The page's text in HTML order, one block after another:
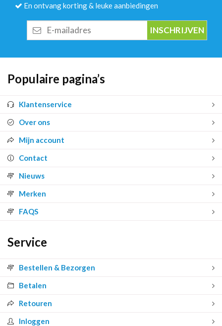
En ontvang korting & leuke aanbiedingen
mailadres
Populaire pagina’s
Klantenservice
Over ons
Mijn account
Contact
Nieuws
Merken
FAQS
Service
Bestellen & Bezorgen
Betalen
Retouren
Inloggen